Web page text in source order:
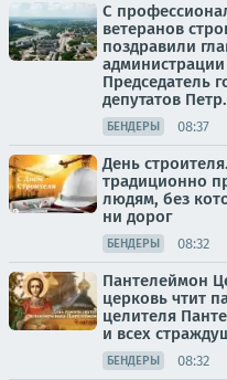
С
ветеранов
поздравили
Председатель
депутатов
БЕНДЕРЫ 08:37
День
традиционно
людям, без
ни дорог
БЕНДЕРЫ 08:32
Пантелеймон
церковь чтит
целителя
и всех
БЕНДЕРЫ 08:32